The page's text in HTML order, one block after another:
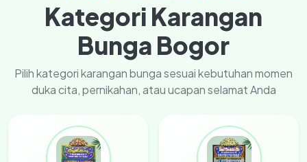
Kategori Karangan
Bunga Bogor
Pilih kategori karangan bunga sesuai kebutuhan momen
duka cita, pernikahan, atau ucapan selamat Anda